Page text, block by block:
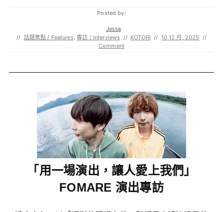
Posted by:
Jesse
// 話題焦點 / Features,專訪 / Interviews // KOTORI // 10 12 月, 2025 //
Comment
「用一場演出，讓人愛上我們」
FOMARE 演出專訪